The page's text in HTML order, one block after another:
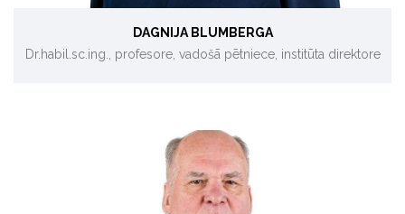
DAGNIJA BLUMBERGA
Dr.habil.sc.ing., profesore, vadošā pētniece, institūta direktore